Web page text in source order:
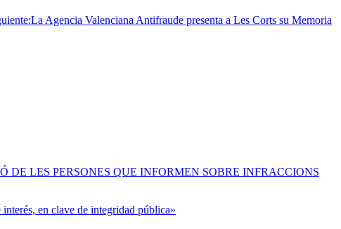
La Agencia Valenciana Antifraude presenta a Les Corts su Memoria
LES PERSONES QUE INFORMEN SOBRE INFRACCIONS
en clave de integridad pública»